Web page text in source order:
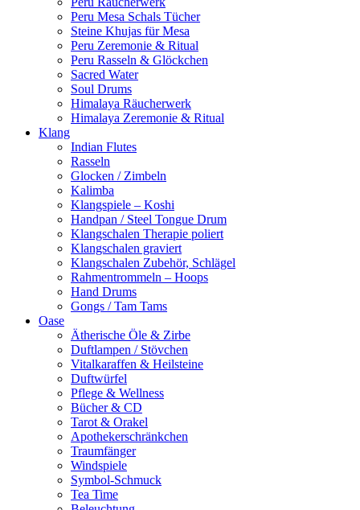
Peru Mesa Schals Tücher
Steine Khujas für Mesa
Peru Zeremonie & Ritual
Peru Rasseln & Glöckchen
Sacred Water
Soul Drums
Himalaya Räucherwerk
Himalaya Zeremonie & Ritual
Klang
Indian Flutes
Rasseln
Glocken / Zimbeln
Kalimba
Klangspiele – Koshi
Handpan / Steel Tongue Drum
Klangschalen Therapie poliert
Klangschalen graviert
Klangschalen Zubehör, Schlägel
Rahmentrommeln – Hoops
Hand Drums
Gongs / Tam Tams
Oase
Ätherische Öle & Zirbe
Duftlampen / Stövchen
Vitalkaraffen & Heilsteine
Duftwürfel
Pflege & Wellness
Bücher & CD
Tarot & Orakel
Apothekerschränkchen
Traumfänger
Windspiele
Symbol-Schmuck
Tea Time